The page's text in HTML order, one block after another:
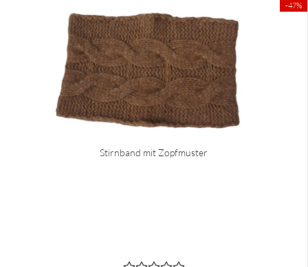
-47%
Stirnband mit Zopfmuster